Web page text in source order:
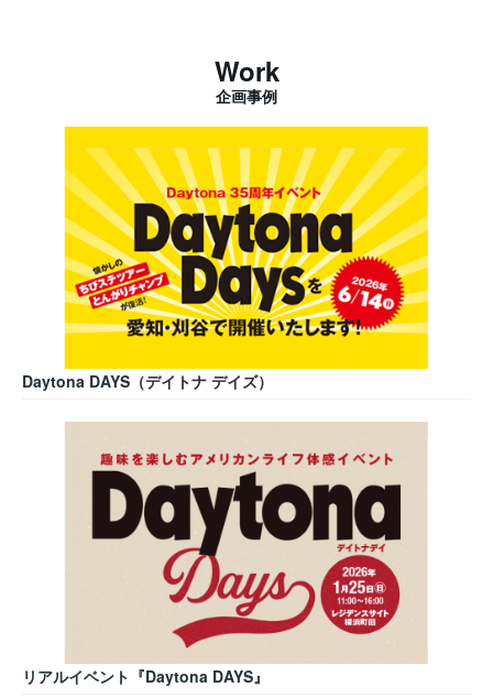
Work
企画事例
Daytona DAYS（デイトナ デイズ）
リアルイベント『Daytona DAYS』